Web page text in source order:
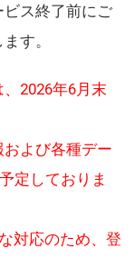
ス終了前にご
す。
2026年6月末
よび各種デー
定しておりま
対応のため、登